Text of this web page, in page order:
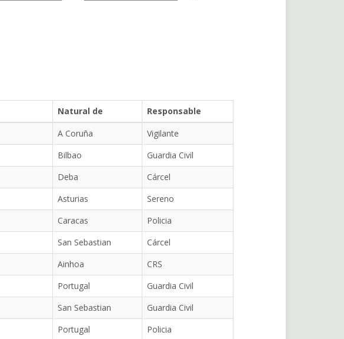
Natural de
Responsable
A Coruña
Vigilante
Bilbao
Guardia Civil
Deba
Cárcel
Asturias
Sereno
Caracas
Policia
San Sebastian
Cárcel
Ainhoa
CRS
Portugal
Guardia Civil
San Sebastian
Guardia Civil
Portugal
Policia